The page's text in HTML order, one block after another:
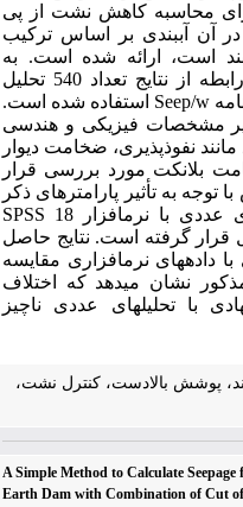
محاسبه کاهش نشت از پی
آن آب­بندی بر اساس ترکیب
است، ارائه شده است. به
منظور یافتن این رابطه از نتایج تعداد 540 تحلیل
عددی حاصل از برنامه Seep/w استفاده شده است.
مشخصات فیزیکی و هندسی
مانند نفوذپذیری، ضخامت دیوار
بلانکت مورد بررسی قرار
به تأثیر پارامتر­های ذکر
شده نتایج تحلیل­های عددی با نرم­افزار SPSS 18
قرار گرفته است. نتایج حاصل
داده­های نرم­افزاری مقایسه
نشان می­دهد که اختلاف
با تحلیل­های عددی ناچیز
پوشش بالادست، کنترل نشت،
A Simple Method to Calculate
Earth Dam with Combination of Cut